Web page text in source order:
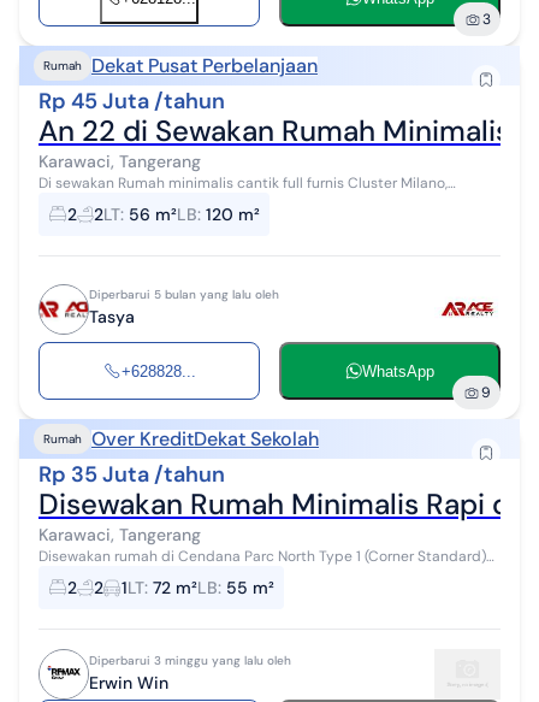
3
Rumah Dekat Pusat Perbelanjaan
Rp 45 Juta /tahun
An 22 di Sewakan Rumah Minimalis
Karawaci, Tangerang
Di sewakan Rumah minimalis cantik full furnis Cluster Milano,
karawaci tangerang Alamat Paramount BSD Luas Tanah 56 m2 Luas
Bangunan 120 m2 Kamar...
2 2LT: 56 m²LB: 120 m²
Diperbarui 5 bulan yang lalu oleh
Tasya
+628828... WhatsApp
9
Rumah Over KreditDekat Sekolah
Rp 35 Juta /tahun
Disewakan Rumah Minimalis Rapi di
Karawaci, Tangerang
Disewakan rumah di Cendana Parc North Type 1 (Corner Standard)
LT 72m LB 55m 6x12 Hadap Barat Semi Furnished 2 KT 2 KM AC 1
(Kamar Utama) ...
2 2 1LT: 72 m²LB: 55 m²
Diperbarui 3 minggu yang lalu oleh
Erwin Win